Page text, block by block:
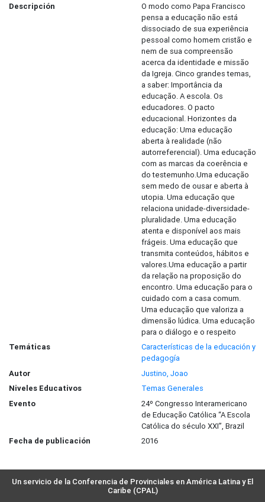
Descripción
O modo como Papa Francisco
pensa a educação não está
dissociado de sua experiência
pessoal como homem cristão e
nem de sua compreensão
acerca da identidade e missão
da Igreja. Cinco grandes temas,
a saber: Importância da
educação. A escola. Os
educadores. O pacto
educacional. Horizontes da
educação: Uma educação
aberta à realidade (não
autorreferencial). Uma educação
com as marcas da coerência e
do testemunho.Uma educação
sem medo de ousar e aberta à
utopia. Uma educação que
relaciona unidade-diversidade-
pluralidade. Uma educação
atenta e disponível aos mais
frágeis. Uma educação que
transmita conteúdos, hábitos e
valores.Uma educação a partir
da relação na proposição do
encontro. Uma educação para o
cuidado com a casa comum.
Uma educação que valoriza a
dimensão lúdica. Uma educação
para o diálogo e o respeito
Temáticas
Características de la educación y
pedagogía
Autor
Justino, Joao
Niveles Educativos
Temas Generales
Evento
24º Congresso Interamericano
de Educação Católica “A Escola
Católica do século XXI”, Brazil
Fecha de publicación
2016
Un servicio de la Conferencia de Provinciales en América Latina y El
Caribe (CPAL)